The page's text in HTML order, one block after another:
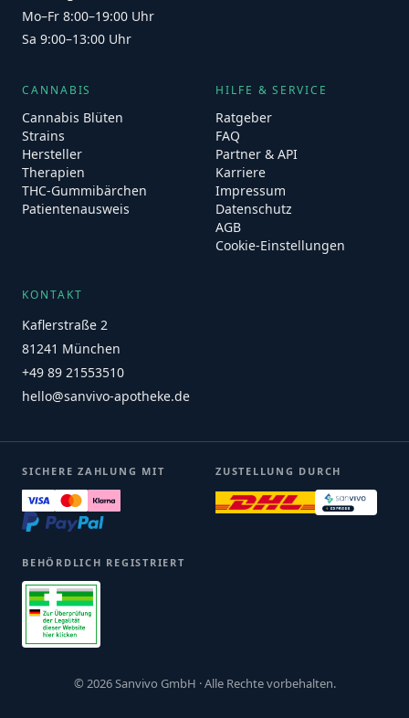
Mo–Fr 8:00–19:00 Uhr
Sa 9:00–13:00 Uhr
CANNABIS
Cannabis Blüten
Strains
Hersteller
Therapien
THC-Gummibärchen
Patientenausweis
HILFE & SERVICE
Ratgeber
FAQ
Partner & API
Karriere
Impressum
Datenschutz
AGB
Cookie-Einstellungen
KONTAKT
Kaflerstraße 2
81241 München
+49 89 21553510
hello@sanvivo-apotheke.de
SICHERE ZAHLUNG MIT ZUSTELLUNG DURCH
BEHÖRDLICH REGISTRIERT
© 2026 Sanvivo GmbH · Alle Rechte vorbehalten.